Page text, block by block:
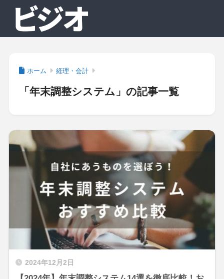
ホーム 経理・会計
「年末調整システム」の記事一覧
2024年12月2日